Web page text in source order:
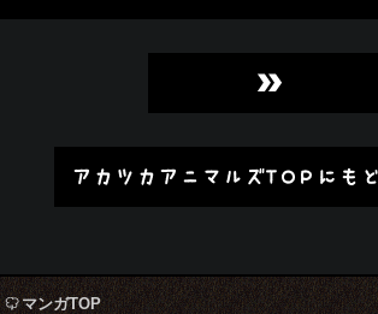
»
アカツカアニマルズTOPにも
マンガTOP